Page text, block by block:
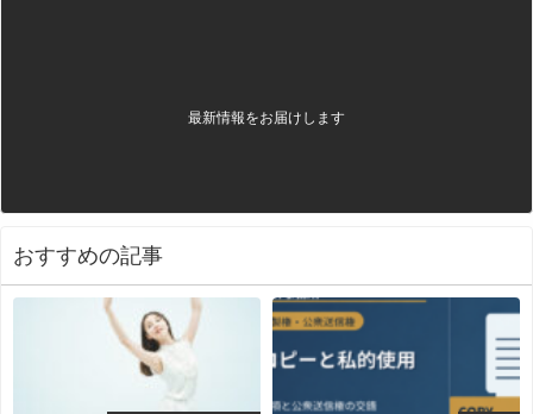
最新情報をお届けします
おすすめの記事